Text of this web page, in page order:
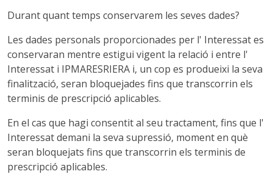
Durant quant temps conservarem les seves dades?
Les dades personals proporcionades per l' Interessat es
conservaran mentre estigui vigent la relació i entre l'
Interessat i IPMARESRIERA i, un cop es produeixi la seva
finalització, seran bloquejades fins que transcorrin els
terminis de prescripció aplicables.
En el cas que hagi consentit al seu tractament, fins que l'
Interessat demani la seva supressió, moment en què
seran bloquejats fins que transcorrin els terminis de
prescripció aplicables.